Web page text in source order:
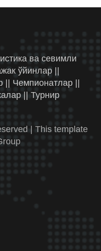
ва севимли
ўйинлар ||
|| Чемпионатлар ||
|| Турнир
| This template